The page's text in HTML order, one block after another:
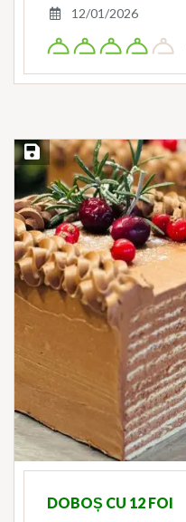
12/01/2026
Save Recipe
DOBOȘ CU 12 FOI